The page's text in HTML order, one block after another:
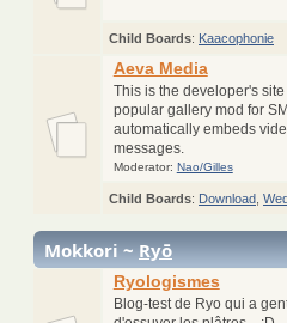
Child Boards: Kaacophonie
Aeva Media
This is the developer's
popular gallery mod for
automatically embeds
messages.
Moderator: Nao/Gilles
Child Boards: Download
Mokkori ~Ryō
Ryologismes
Blog-test de Ryo qui a